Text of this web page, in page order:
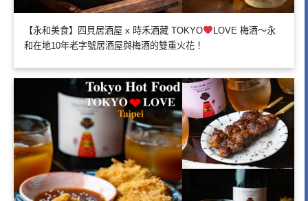
【永和美食】四貝居酒屋 x 時禾酒藏 TOKYO
LOVE 梅酒～永
和在地10年老字號居酒屋與梅酒的雙重火花！